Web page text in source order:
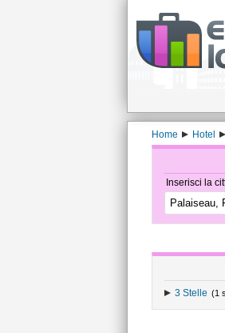
Home Hotel
Inserisci la
3 Stelle (1